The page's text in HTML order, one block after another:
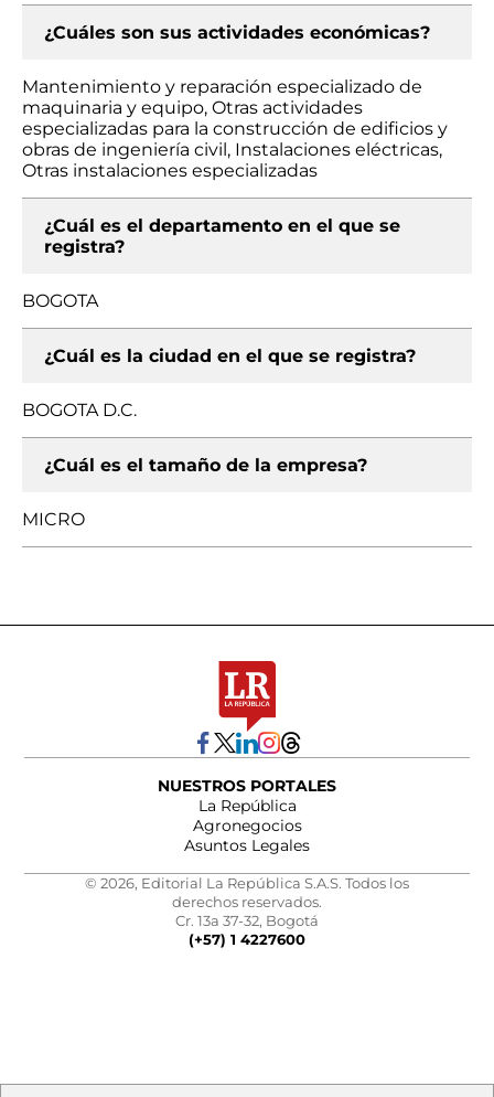
¿Cuáles son sus actividades económicas?
Mantenimiento y reparación especializado de
maquinaria y equipo, Otras actividades
especializadas para la construcción de edificios y
obras de ingeniería civil, Instalaciones eléctricas,
Otras instalaciones especializadas
¿Cuál es el departamento en el que se
registra?
BOGOTA
¿Cuál es la ciudad en el que se registra?
BOGOTA D.C.
¿Cuál es el tamaño de la empresa?
MICRO
NUESTROS PORTALES
La República
Agronegocios
Asuntos Legales
© 2026, Editorial La República S.A.S. Todos los
derechos reservados.
Cr. 13a 37-32, Bogotá
(+57) 1 4227600